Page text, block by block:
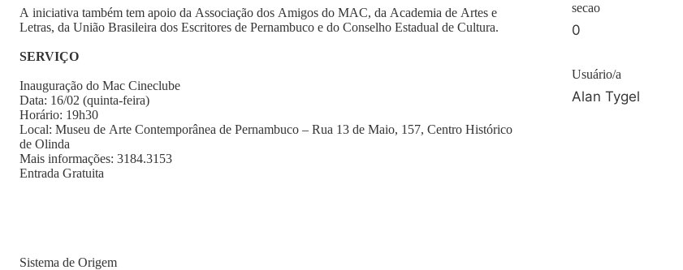
A iniciativa também tem apoio da Associação dos Amigos do MAC, da Academia de Artes e
Letras, da União Brasileira dos Escritores de Pernambuco e do Conselho Estadual de Cultura.
SERVIÇO
Inauguração do Mac Cineclube
Data: 16/02 (quinta-feira)
Horário: 19h30
Local: Museu de Arte Contemporânea de Pernambuco – Rua 13 de Maio, 157, Centro Histórico
de Olinda
Mais informações: 3184.3153
Entrada Gratuita
Sistema de Origem
secao
0
Usuário/a
Alan Tygel